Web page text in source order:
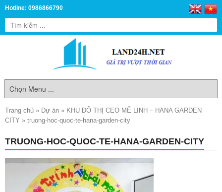
Hotline: 0986866790
Trang chủ » Dự án » KHU ĐÔ THỊ CEO MÊ LINH – HANA GARDEN
CITY » truong-hoc-quoc-te-hana-garden-city
TRUONG-HOC-QUOC-TE-HANA-GARDEN-CITY